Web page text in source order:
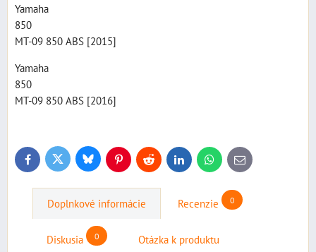
Yamaha
850
MT-09 850 ABS [2015]
Yamaha
850
MT-09 850 ABS [2016]
FacebookTwitter BlueskyPinterestReddit LinkedInWhatsApp
E-
mail
Doplnkové informácie Recenzie 0
Diskusia 0 Otázka k produktu